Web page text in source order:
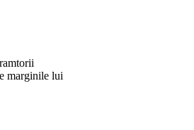
marginile lui